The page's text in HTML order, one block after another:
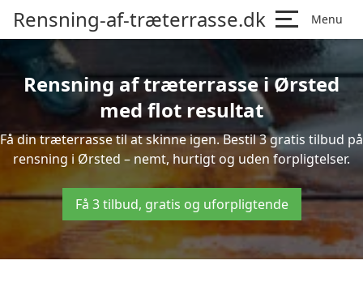
Rensning-af-træterrasse.dk Menu
Rensning af træterrasse i Ørsted
med flot resultat
Få din træterrasse til at skinne igen. Bestil 3 gratis tilbud på
rensning i Ørsted – nemt, hurtigt og uden forpligtelser.
Få 3 tilbud, gratis og uforpligtende